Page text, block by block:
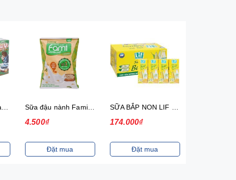
Sữa đậu nành Fami Nguyên chất Có đường Bịch 200ml 40 Bịch/Thùng
4.500₫
Đặt mua
174.000₫
Đặt mua